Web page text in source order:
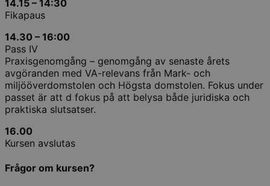
14.15 – 14:30
Fikapaus
14.30 – 16:00
Pass IV
Praxisgenomgång – genomgång av senaste årets
avgöranden med VA-relevans från Mark- och
miljööverdomstolen och Högsta domstolen. Fokus under
passet är att d fokus på att belysa både juridiska och
praktiska slutsatser.
16.00
Kursen avslutas
Frågor om kursen?